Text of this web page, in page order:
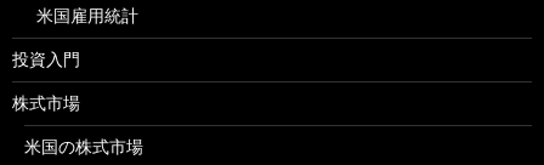
米国雇用統計
投資入門
株式市場
米国の株式市場